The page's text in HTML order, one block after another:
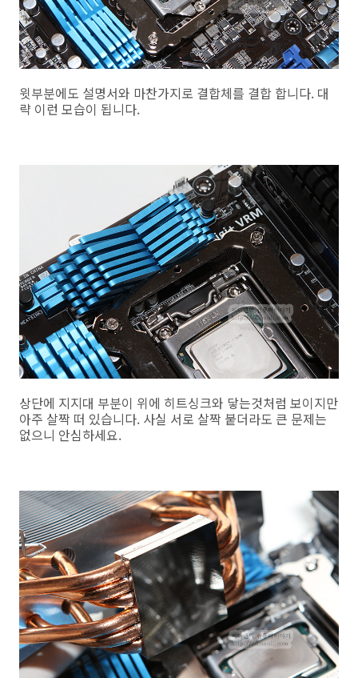
윗부분에도 설명서와 마찬가지로 결합체를 결합 합니다. 대
략 이런 모습이 됩니다.
상단에 지지대 부분이 위에 히트싱크와 닿는것처럼 보이지만
아주 살짝 떠 있습니다. 사실 서로 살짝 붙더라도 큰 문제는
없으니 안심하세요.